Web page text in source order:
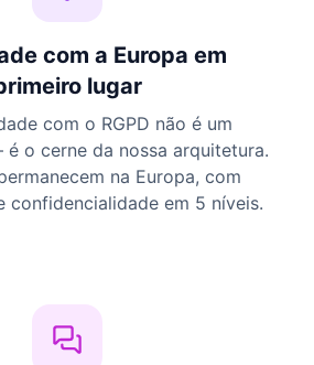
com a Europa em
lugar
com o RGPD não é um
o cerne da nossa arquitetura.
na Europa, com
confidencialidade em 5 níveis.